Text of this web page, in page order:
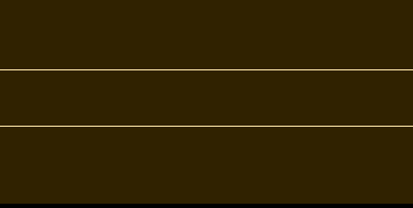
pour plus d'informations.
for more informations.